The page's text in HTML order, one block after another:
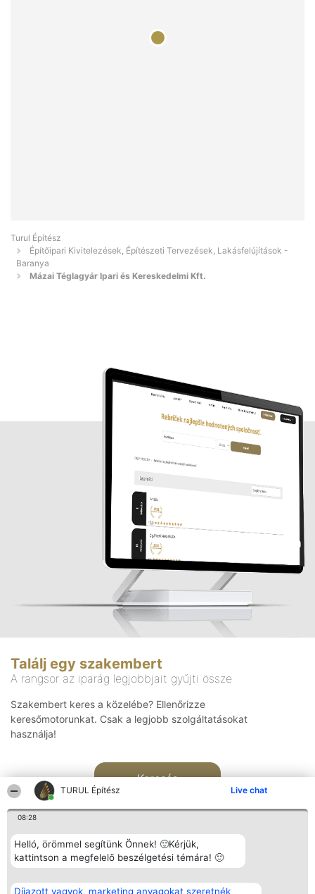
TURUL Építész Live chat
08:28
Helló, örömmel segítünk Önnek! 🙂Kérjük,
kattintson a megfelelő beszélgetési témára! 🙂
Díjazott vagyok, marketing anyagokat szeretnék
Turul Építész
Építőipari Kivitelezések, Építészeti Tervezések, Lakásfelújítások -
Baranya
Mázai Téglagyár Ipari és Kereskedelmi Kft.
Találj egy szakembert
A rangsor az iparág legjobbjait gyűjti össze
Szakembert keres a közelébe? Ellenőrizze
keresőmotorunkat. Csak a legjobb szolgáltatásokat
használja!
Keresés
Rangsorszervező
SC Beautiful Company S.R.L.
Népszavazás
Nyertesek
Elérhetőség
Elérhetőség